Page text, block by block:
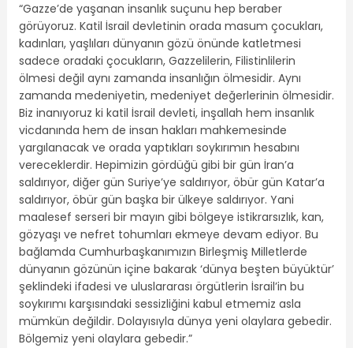
“Gazze’de yaşanan insanlık suçunu hep beraber
görüyoruz. Katil İsrail devletinin orada masum çocukları,
kadınları, yaşlıları dünyanın gözü önünde katletmesi
sadece oradaki çocukların, Gazzelilerin, Filistinlilerin
ölmesi değil aynı zamanda insanlığın ölmesidir. Aynı
zamanda medeniyetin, medeniyet değerlerinin ölmesidir.
Biz inanıyoruz ki katil İsrail devleti, inşallah hem insanlık
vicdanında hem de insan hakları mahkemesinde
yargılanacak ve orada yaptıkları soykırımın hesabını
vereceklerdir. Hepimizin gördüğü gibi bir gün İran’a
saldırıyor, diğer gün Suriye’ye saldırıyor, öbür gün Katar’a
saldırıyor, öbür gün başka bir ülkeye saldırıyor. Yani
maalesef serseri bir mayın gibi bölgeye istikrarsızlık, kan,
gözyaşı ve nefret tohumları ekmeye devam ediyor. Bu
bağlamda Cumhurbaşkanımızın Birleşmiş Milletlerde
dünyanın gözünün içine bakarak ‘dünya beşten büyüktür’
şeklindeki ifadesi ve uluslararası örgütlerin İsrail’in bu
soykırımı karşısındaki sessizliğini kabul etmemiz asla
mümkün değildir. Dolayısıyla dünya yeni olaylara gebedir.
Bölgemiz yeni olaylara gebedir.”